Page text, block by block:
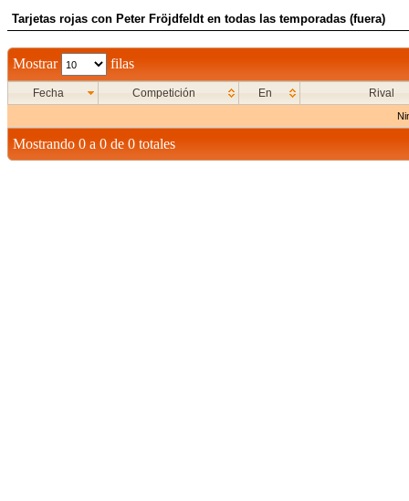
Tarjetas rojas con Peter Fröjdfeldt en todas las temporadas (fuera)
Mostrar filas
Fecha Competición En Rival
Mostrando 0 a 0 de 0 totales